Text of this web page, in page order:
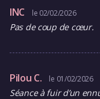
lNC le 02/02/2026
Pas de coup de cœur.
Pilou C. le 01/02/2026
Séance à fuir d’un